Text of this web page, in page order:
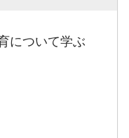
について学ぶ